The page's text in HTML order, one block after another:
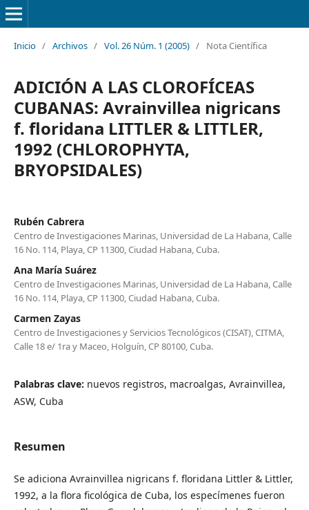
Inicio / Archivos / Vol. 26 Núm. 1 (2005) / Nota Científica
ADICIÓN A LAS CLOROFÍCEAS
CUBANAS: Avrainvillea nigricans
f. floridana LITTLER & LITTLER,
1992 (CHLOROPHYTA,
BRYOPSIDALES)
Rubén Cabrera
Centro de Investigaciones Marinas, Universidad de La Habana, Calle
16 No. 114, Playa, CP 11300, Ciudad Habana, Cuba.
Ana María Suárez
Centro de Investigaciones Marinas, Universidad de La Habana, Calle
16 No. 114, Playa, CP 11300, Ciudad Habana, Cuba.
Carmen Zayas
Centro de Investigaciones y Servicios Tecnológicos (CISAT), CITMA,
Calle 18 e/ 1ra y Maceo, Holguín, CP 80100, Cuba.
Palabras clave: nuevos registros, macroalgas, Avrainvillea,
ASW, Cuba
Resumen
Se adiciona Avrainvillea nigricans f. floridana Littler & Littler,
1992, a la flora ficológica de Cuba, los especímenes fueron